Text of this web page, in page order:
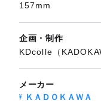
157mm
企画・制作
KDcolle（
メーカー
ＫＡＤＯＫＡＷＡ